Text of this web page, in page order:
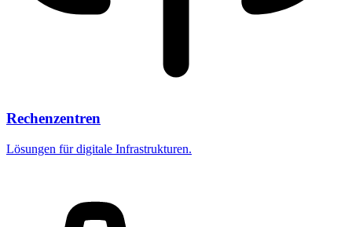
Rechenzentren
Lösungen für digitale Infrastrukturen.